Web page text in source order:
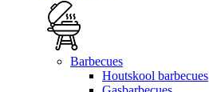
Barbecues
Houtskool barbecues